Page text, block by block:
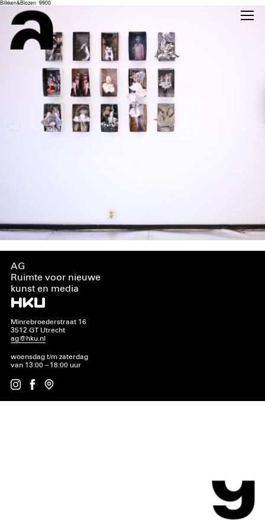
Blikken&Blozen_9900
AG
Ruimte voor nieuwe
kunst en media
Minrebroederstraat 16
3512 GT Utrecht
ag@hku.nl
woensdag t/m zaterdag
van 13:00 – 18:00 uur